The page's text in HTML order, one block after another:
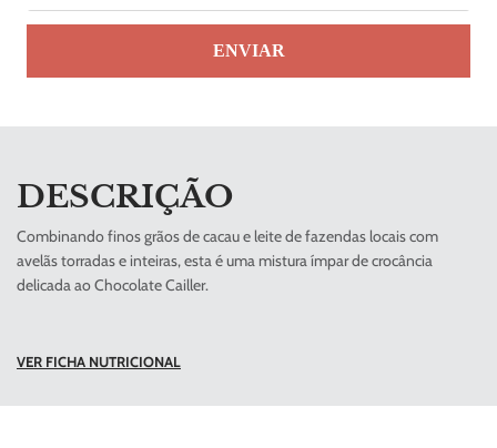
ENVIAR
DESCRIÇÃO
Combinando finos grãos de cacau e leite de fazendas locais com
avelãs torradas e inteiras, esta é uma mistura ímpar de crocância
delicada ao Chocolate Cailler.
VER FICHA NUTRICIONAL